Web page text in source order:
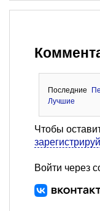
Последние
Лучшие
Чтобы
Войти через